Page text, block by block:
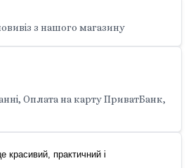
з нашого магазину
Оплата на карту ПриватБанк,
практичний і